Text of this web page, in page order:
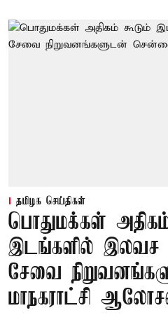
தமிழக செய்திகள்
பொதுமக்கள் அதிகம்
இடங்களில்
சேவை
மாநகராட்சி